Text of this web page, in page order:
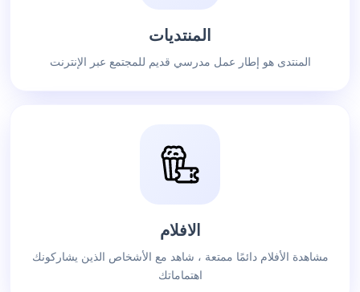
المنتديات
المنتدى هو إطار عمل مدرسي قديم للمجتمع عبر الإنترنت
الافلام
مشاهدة الأفلام دائمًا ممتعة ، شاهد مع الأشخاص الذين يشاركونك
اهتماماتك